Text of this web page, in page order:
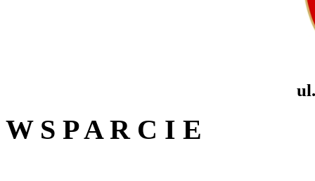
W S P A R C I E